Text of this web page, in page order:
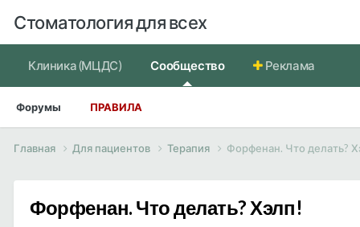
Стоматология для всех
Клиника (МЦДС) Сообщество
Форумы ПРАВИЛА
Реклама
Главная Для пациентов Терапия Форфенан. Что делать?
Форфенан. Что делать? Хэлп!